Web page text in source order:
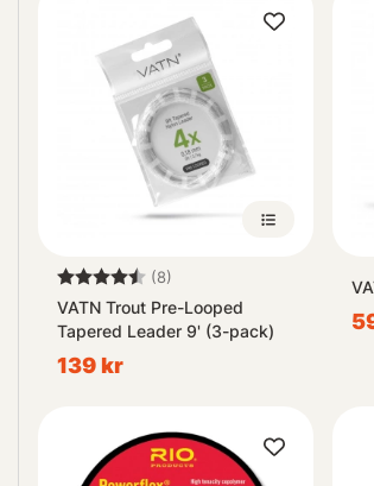
Betyg: (8)
VATN Trout Pre-Looped
Tapered Leader 9' (3-pack)
139 kr